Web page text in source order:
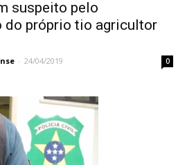
suspeito pelo
do próprio tio agricultor
- 24/04/2019 0